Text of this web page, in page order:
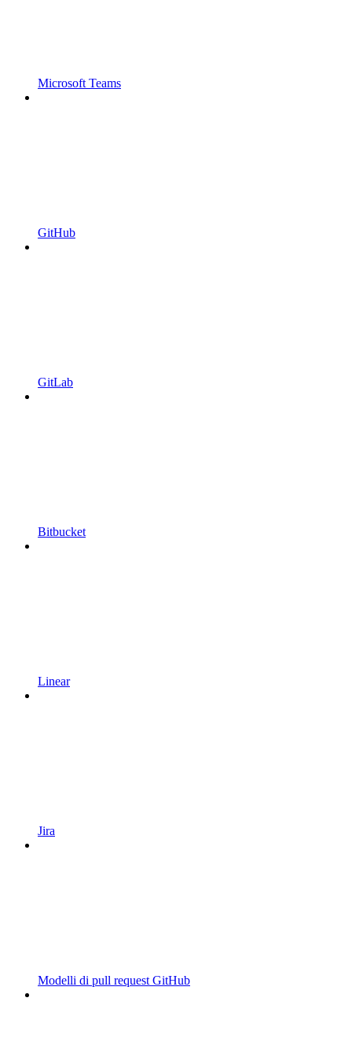
Microsoft Teams
GitHub
GitLab
Bitbucket
Linear
Jira
Modelli di pull request GitHub